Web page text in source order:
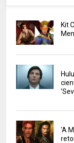
Kit
'A